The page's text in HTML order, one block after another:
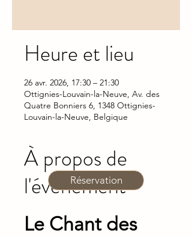
Heure et lieu
26 avr. 2026, 17:30 – 21:30
Ottignies-Louvain-la-Neuve, Av. des
Quatre Bonniers 6, 1348 Ottignies-
Louvain-la-Neuve, Belgique
À propos de
l'événement
Le Chant des
Réservation